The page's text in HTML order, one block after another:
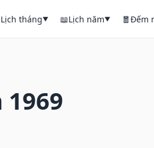
Lịch tháng▼ 📖Lịch năm▼ 🧧Đếm